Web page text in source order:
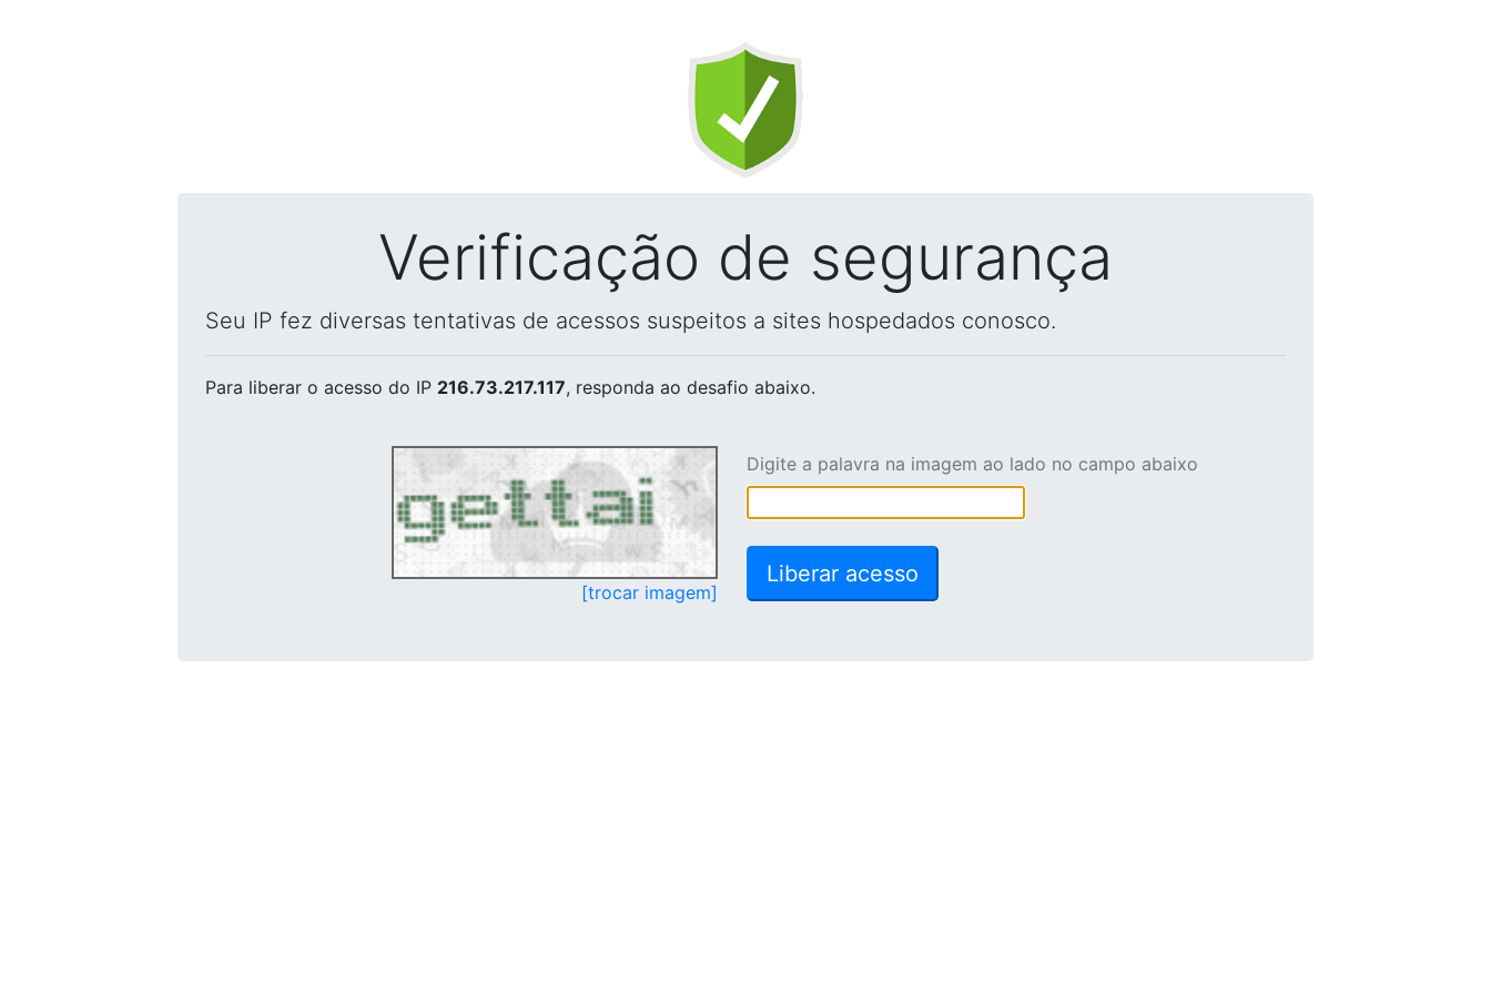
Verificação de segurança
Seu IP fez diversas tentativas de acessos suspeitos a sites hospedados conosco.
Para liberar o acesso do IP 216.73.217.117, responda ao desafio abaixo.
[trocar imagem]
Digite a palavra na imagem ao lado no campo abaixo